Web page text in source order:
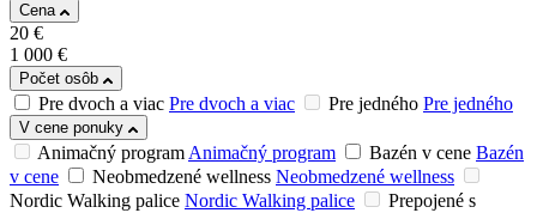
Cena
20 €
1 000 €
Počet osôb
Pre dvoch a viac Pre dvoch a viac Pre jedného Pre jedného
V cene ponuky
Animačný programAnimačný program Bazén v cene Bazén
v cene
Neobmedzené wellness Neobmedzené wellness
Nordic Walking palice Nordic Walking palice
Prepojené s